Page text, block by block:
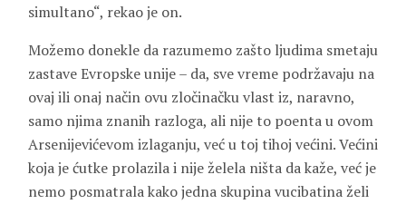
simultano“, rekao je on.
Možemo donekle da razumemo zašto ljudima smetaju
zastave Evropske unije – da, sve vreme podržavaju na
ovaj ili onaj način ovu zločinačku vlast iz, naravno,
samo njima znanih razloga, ali nije to poenta u ovom
Arsenijevićevom izlaganju, već u toj tihoj većini. Većini
koja je ćutke prolazila i nije želela ništa da kaže, već je
nemo posmatrala kako jedna skupina vucibatina želi